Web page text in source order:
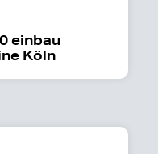
einbau
Köln